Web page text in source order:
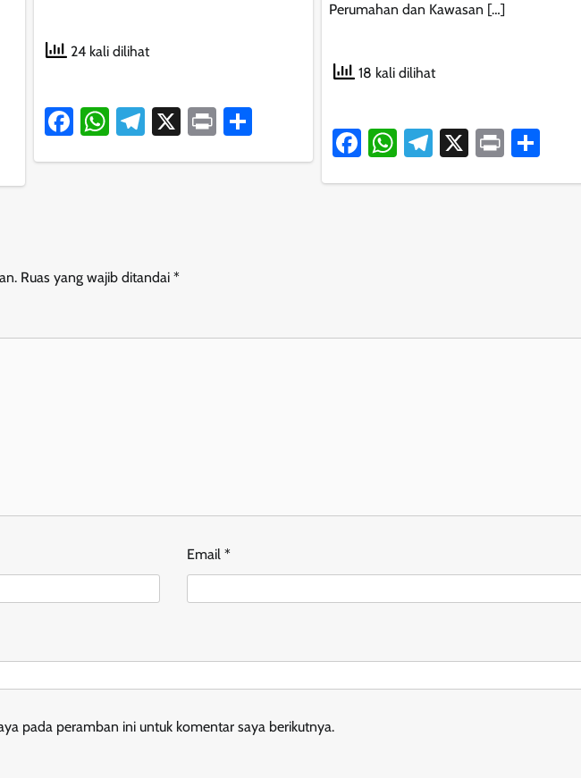
24 kali dilihat
Facebook
WhatsApp
Telegram
X PrintShare
Perumahan dan Kawasan […]
18 kali dilihat
Facebook
WhatsApp
Telegram
X Print
Ruas yang wajib ditandai *
Email *
pada peramban ini untuk komentar saya berikutnya.